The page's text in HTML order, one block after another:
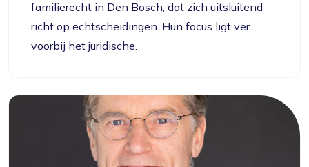
familierecht in Den Bosch, dat zich uitsluitend
richt op echtscheidingen. Hun focus ligt ver
voorbij het juridische.